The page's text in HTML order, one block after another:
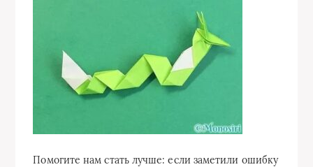
Помогите нам стать лучше: если заметили ошибку